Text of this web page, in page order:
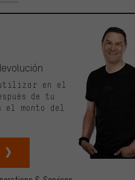
utilizar en el
de tu
el monto del